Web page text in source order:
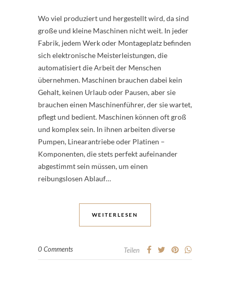
Wo viel produziert und hergestellt wird, da sind
große und kleine Maschinen nicht weit. In jeder
Fabrik, jedem Werk oder Montageplatz befinden
sich elektronische Meisterleistungen, die
automatisiert die Arbeit der Menschen
übernehmen. Maschinen brauchen dabei kein
Gehalt, keinen Urlaub oder Pausen, aber sie
brauchen einen Maschinenführer, der sie wartet,
pflegt und bedient. Maschinen können oft groß
und komplex sein. In ihnen arbeiten diverse
Pumpen, Linearantriebe oder Platinen –
Komponenten, die stets perfekt aufeinander
abgestimmt sein müssen, um einen
reibungslosen Ablauf…
WEITERLESEN
0 Comments Teilen